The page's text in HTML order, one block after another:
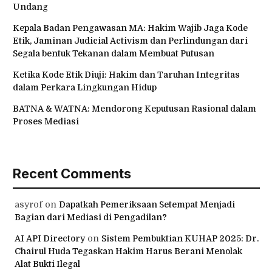
Undang
Kepala Badan Pengawasan MA: Hakim Wajib Jaga Kode
Etik, Jaminan Judicial Activism dan Perlindungan dari
Segala bentuk Tekanan dalam Membuat Putusan
Ketika Kode Etik Diuji: Hakim dan Taruhan Integritas
dalam Perkara Lingkungan Hidup
BATNA & WATNA: Mendorong Keputusan Rasional dalam
Proses Mediasi
Recent Comments
asyrofon Dapatkah Pemeriksaan Setempat Menjadi
Bagian dari Mediasi di Pengadilan?
AI API Directoryon Sistem Pembuktian KUHAP 2025: Dr.
Chairul Huda Tegaskan Hakim Harus Berani Menolak
Alat Bukti Ilegal